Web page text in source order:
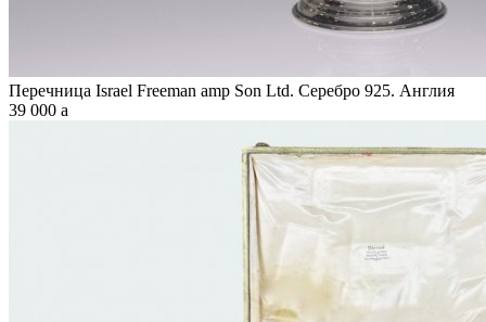
Перечница Israel Freeman amp Son Ltd. Серебро 925. Англия
39 000 a